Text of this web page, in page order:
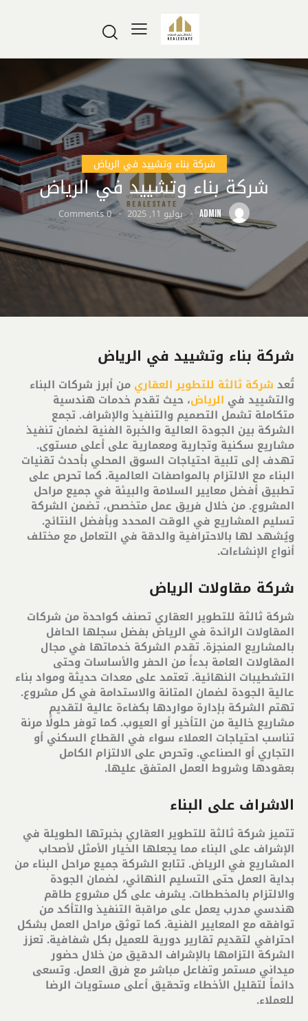
شركة بناء وتشييد في الرياض
شركة بناء وتشييد في الرياض
ADMIN يوليو 11, 2025 0
Comments
شركة بناء وتشييد في الرياض
تُعد شركة ثالثة للتطوير العقاري من أبرز شركات البناء
والتشييد في الرياض، حيث تقدم خدمات هندسية
متكاملة تشمل التصميم والتنفيذ والإشراف. تجمع
الشركة بين الجودة العالية والخبرة الفنية لضمان تنفيذ
مشاريع سكنية وتجارية ومعمارية على أعلى مستوى.
تهدف إلى تلبية احتياجات السوق المحلي بأحدث تقنيات
البناء مع الالتزام بالمواصفات العالمية. كما تحرص على
تطبيق أفضل معايير السلامة والبيئة في جميع مراحل
المشروع. من خلال فريق عمل متخصص، تضمن الشركة
تسليم المشاريع في الوقت المحدد وبأفضل النتائج.
ويُشهد لها بالاحترافية والدقة في التعامل مع مختلف
أنواع الإنشاءات.
شركة مقاولات الرياض
شركة ثالثة للتطوير العقاري تصنف كواحدة من شركات
المقاولات الرائدة في الرياض بفضل سجلها الحافل
بالمشاريع المنجزة. تقدم الشركة خدماتها في مجال
المقاولات العامة بدءاً من الحفر والأساسات وحتى
التشطيبات النهائية. تعتمد على معدات حديثة ومواد بناء
عالية الجودة لضمان المتانة والاستدامة في كل مشروع.
تهتم الشركة بإدارة مواردها بكفاءة عالية لتقديم
مشاريع خالية من التأخير أو العيوب. كما توفر حلولًا مرنة
تناسب احتياجات العملاء سواء في القطاع السكني أو
التجاري أو الصناعي. وتحرص على الالتزام الكامل
بعقودها وشروط العمل المتفق عليها.
الاشراف على البناء
تتميز شركة ثالثة للتطوير العقاري بخبرتها الطويلة في
الإشراف على البناء مما يجعلها الخيار الأمثل لأصحاب
المشاريع في الرياض. تتابع الشركة جميع مراحل البناء من
بداية العمل حتى التسليم النهائي، لضمان الجودة
والالتزام بالمخططات. يشرف على كل مشروع طاقم
هندسي مدرب يعمل على مراقبة التنفيذ والتأكد من
توافقه مع المعايير الفنية. كما توثق مراحل العمل بشكل
احترافي لتقديم تقارير دورية للعميل بكل شفافية. تعزز
الشركة التزامها بالإشراف الدقيق من خلال حضور
ميداني مستمر وتفاعل مباشر مع فرق العمل. وتسعى
دائماً لتقليل الأخطاء وتحقيق أعلى مستويات الرضا
للعملاء.